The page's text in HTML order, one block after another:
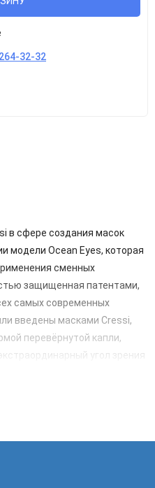
32-32
в сфере создания масок
модели Ocean Eyes, которая
сменных
защищенная патентами,
самых современных
введены масками Cressi,
перевёрнутой капли,
угол зрения
того, Ocean Eyes включает
простых действия Вы можете
на твердой части